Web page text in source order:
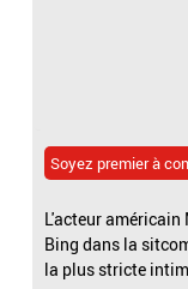
Soyez premier à
L'acteur
Bing dans la
la plus stricte